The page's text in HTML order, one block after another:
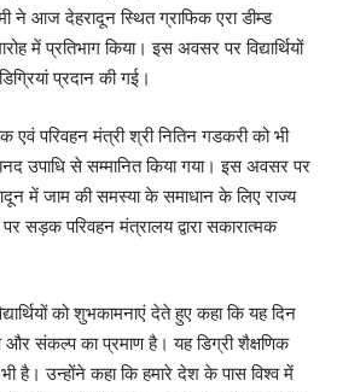
ने आज देहरादून स्थित ग्राफिक एरा डीम्ड
में प्रतिभाग किया। इस अवसर पर विद्यार्थियों
प्रदान की गई।
एवं परिवहन मंत्री श्री नितिन गडकरी को भी
उपाधि से सम्मानित किया गया। इस अवसर पर
में जाम की समस्या के समाधान के लिए राज्य
सड़क परिवहन मंत्रालय द्वारा सकारात्मक
को शुभकामनाएं देते हुए कहा कि यह दिन
और संकल्प का प्रमाण है। यह डिग्री शैक्षणिक
है। उन्होंने कहा कि हमारे देश के पास विश्व में